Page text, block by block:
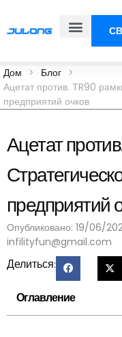
Дом > Блог >
Ацетат против. TR90
предприятий очков
Ацетат
предприятий
Опубликовано: 19/06/
infilityfun@gmail.com
Делиться:
Оглавление